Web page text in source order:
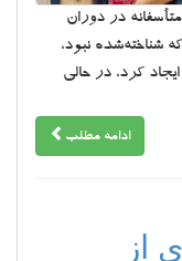
در دوران
شناخته‌شده نبود،
كرد، در حالي
ادامه مطلب
از